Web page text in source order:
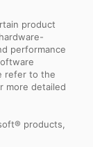
product
performance
refer to the
more detailed
products,